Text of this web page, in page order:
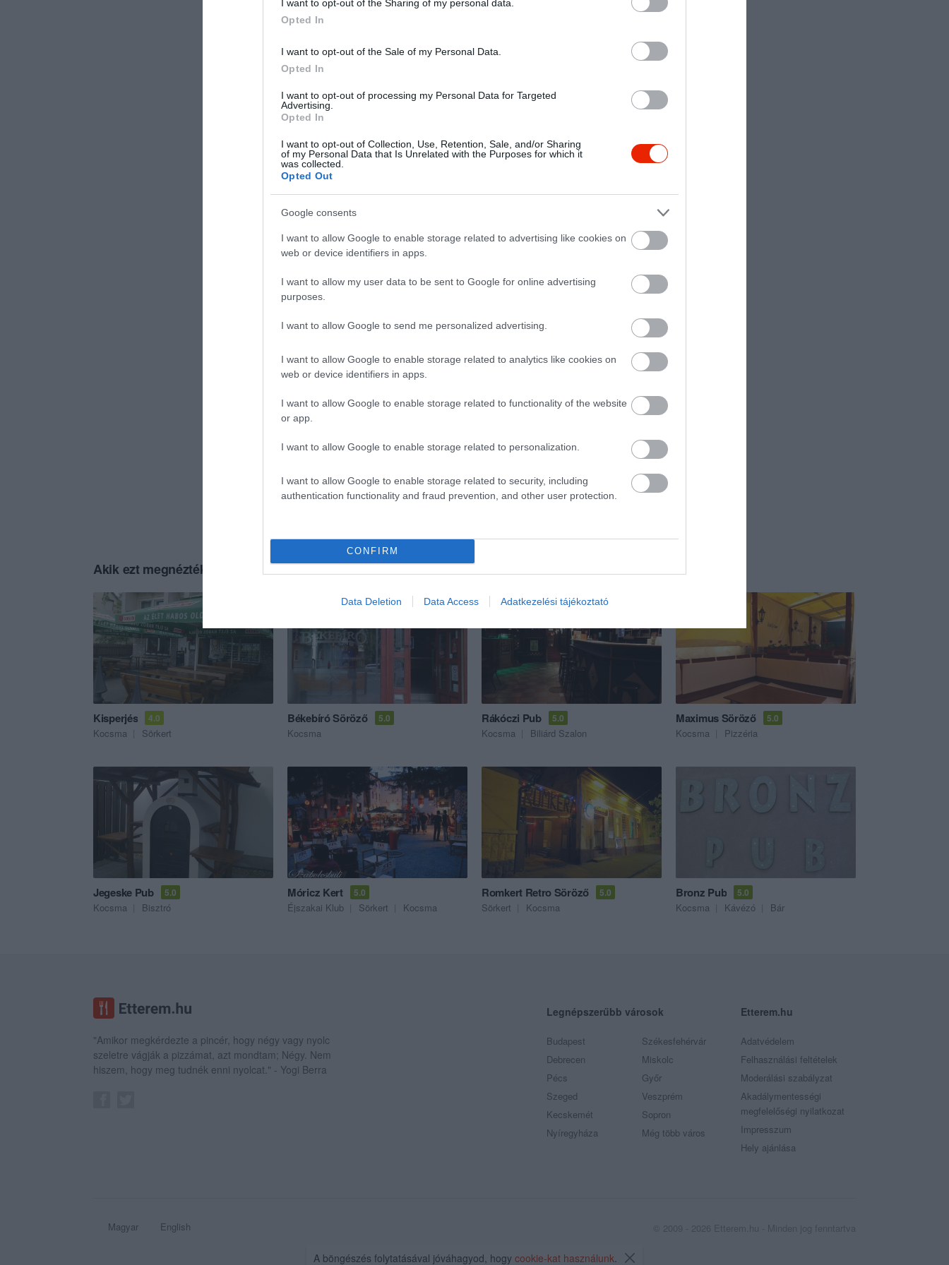
I want to opt-out of the Sharing of my personal data.
Opted In
I want to opt-out of the Sale of my Personal Data.
Opted In
I want to opt-out of processing my Personal Data for Targeted
Advertising.
Opted In
I want to opt-out of Collection, Use, Retention, Sale, and/or Sharing
of my Personal Data that Is Unrelated with the Purposes for which it
was collected.
Opted Out
Google consents
I want to allow Google to enable storage related to advertising like cookies on
web or device identifiers in apps.
I want to allow my user data to be sent to Google for online advertising
purposes.
I want to allow Google to send me personalized advertising.
I want to allow Google to enable storage related to analytics like cookies on
web or device identifiers in apps.
I want to allow Google to enable storage related to functionality of the website
or app.
I want to allow Google to enable storage related to personalization.
I want to allow Google to enable storage related to security, including
authentication functionality and fraud prevention, and other user protection.
CONFIRM
Data Deletion Data Access Adatkezelési tájékoztató
Akik ezt megnézték, ezeket is megnézték...
Kisperjés 4.0
Kocsma Sörkert
Békebíró Söröző 5.0
Kocsma
Rákóczi Pub 5.0
Kocsma Biliárd Szalon
Maximus Söröző 5.0
Kocsma Pizzéria
Jegeske Pub 5.0
Kocsma Bisztró
Móricz Kert 5.0
Éjszakai Klub Sörkert Kocsma
Romkert Retro Söröző 5.0
Sörkert Kocsma
Bronz Pub 5.0
Kocsma Kávézó Bár
"Amikor megkérdezte a pincér, hogy négy vagy nyolc
szeletre vágják a pizzámat, azt mondtam; Négy. Nem
hiszem, hogy meg tudnék enni nyolcat." - Yogi Berra
Legnépszerűbb városok
Budapest
Debrecen
Pécs
Szeged
Kecskemét
Nyíregyháza
Székesfehérvár
Miskolc
Győr
Veszprém
Sopron
Még több város
Etterem.hu
Adatvédelem
Felhasználási feltételek
Moderálási szabályzat
Akadálymentességi
megfelelőségi nyilatkozat
Impresszum
Hely ajánlása
Magyar English
A böngészés folytatásával jóváhagyod, hogy cookie-kat használunk.